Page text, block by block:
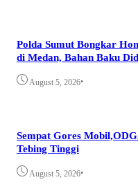
Polda Sumut Bongkar
di Medan, Bahan Baku
August 5, 2026•
Sempat Gores
Tebing Tinggi
August 5, 2026•